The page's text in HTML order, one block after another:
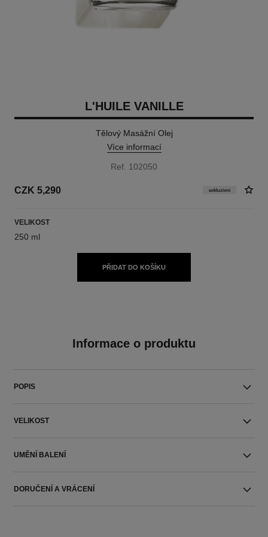
L'HUILE VANILLE
Tělový Masážní Olej
Více informací
Ref. 102050
CZK 5,290 exkluzivní
VELIKOST
250 ml
PŘIDAT DO KOŠÍKU
Informace o produktu
POPIS
VELIKOST
UMĚNÍ BALENÍ
DORUČENÍ A VRÁCENÍ